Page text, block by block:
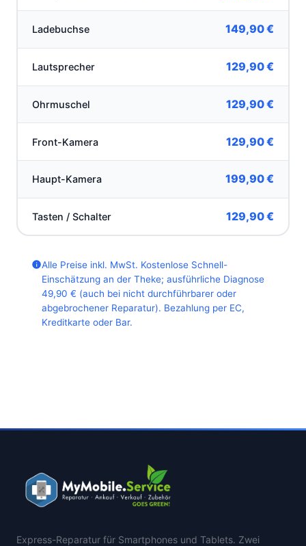
Ladebuchse 149,90 €
Lautsprecher 129,90 €
Ohrmuschel 129,90 €
Front-Kamera 129,90 €
Haupt-Kamera 199,90 €
Tasten / Schalter 129,90 €
Alle Preise inkl. MwSt. Kostenlose Schnell-
Einschätzung an der Theke; ausführliche Diagnose
49,90 € (auch bei nicht durchführbarer oder
abgebrochener Reparatur). Bezahlung per EC,
Kreditkarte oder Bar.
Express-Reparatur für Smartphones und Tablets. Zwei